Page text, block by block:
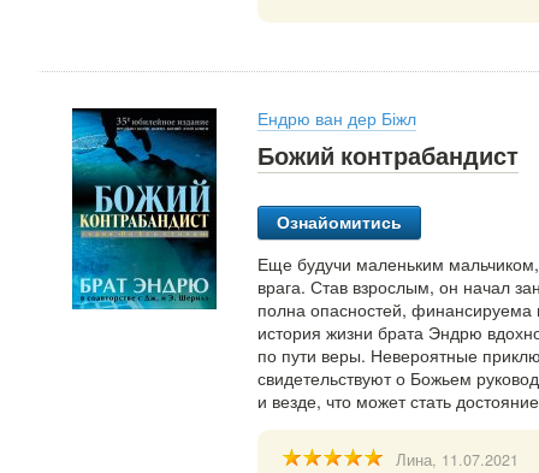
Ендрю ван дер Біжл
Божий контрабандист
Ознайомитись
Еще будучи маленьким
врага. Став взрослым, он начал
полна опасностей,
история жизни брата Эндрю
по пути веры. Невероятные
свидетельствуют о Божьем
и везде, что может стать
Лина, 11.07.2021